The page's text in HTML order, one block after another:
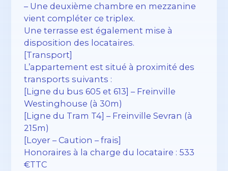
– Une deuxième chambre en mezzanine
vient compléter ce triplex.
Une terrasse est également mise à
disposition des locataires.
[Transport]
L’appartement est situé à proximité des
transports suivants :
[Ligne du bus 605 et 613] – Freinville
Westinghouse (à 30m)
[Ligne du Tram T4] – Freinville Sevran (à
215m)
[Loyer – Caution – frais]
Honoraires à la charge du locataire : 533
€TTC